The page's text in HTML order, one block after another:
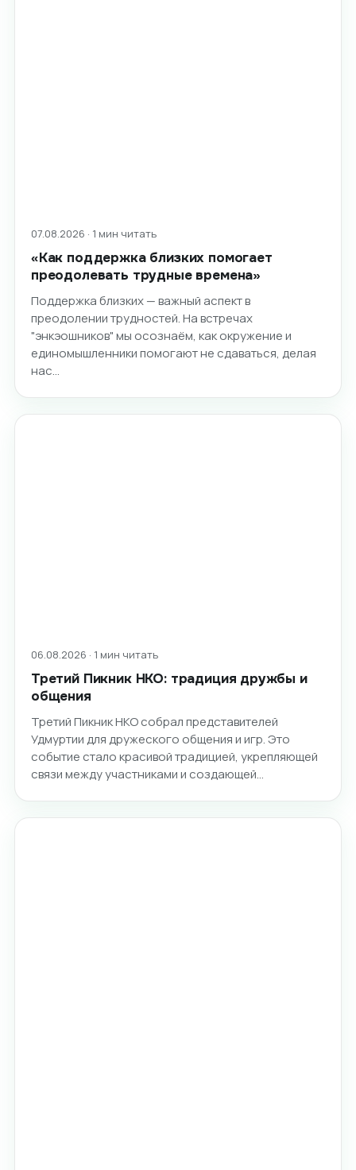
07.08.2026 · 1 мин читать
«Как поддержка близких помогает
преодолевать трудные времена»
Поддержка близких — важный аспект в
преодолении трудностей. На встречах
"энкэошников" мы осознаём, как окружение и
единомышленники помогают не сдаваться, делая
нас…
06.08.2026 · 1 мин читать
Третий Пикник НКО: традиция дружбы и
общения
Третий Пикник НКО собрал представителей
Удмуртии для дружеского общения и игр. Это
событие стало красивой традицией, укрепляющей
связи между участниками и создающей…